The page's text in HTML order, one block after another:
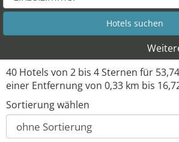
40 Hotels von 2 bis 4 Sternen für
einer Entfernung von 0,33 km bis
Sortierung wählen